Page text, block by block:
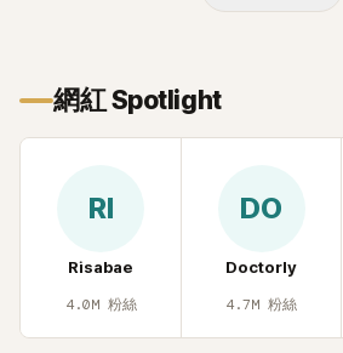
網紅 Spotlight
RI
Risabae
4.0M 粉絲
DO
Doctorly
4.7M 粉絲